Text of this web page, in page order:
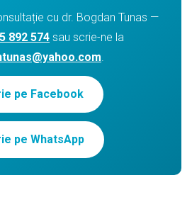
cu dr. Bogdan Tunas —
892 574 sau scrie-ne la
.
pe Facebook
pe WhatsApp